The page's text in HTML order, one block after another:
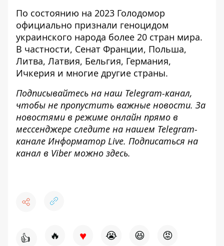
По состоянию на 2023 Голодомор
официально признали геноцидом
украинского народа более 20 стран мира.
В частности, Сенат Франции, Польша,
Литва, Латвия, Бельгия, Германия,
Ичкерия и многие другие страны.
Подписывайтесь на наш Telegram-канал,
чтобы не пропустить важные новости. За
новостями в режиме онлайн прямо в
мессенджере следите на нашем Telegram-
канале Информатор Live. Подписаться на
канал в Viber можно здесь.
👍 🔥 ♥ 😭 😆 😡